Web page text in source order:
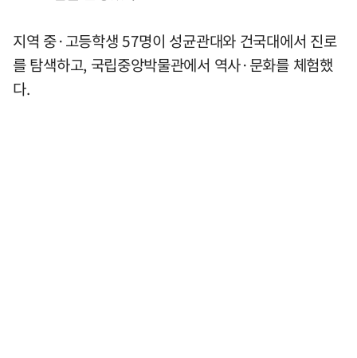
지역 중·고등학생 57명이 성균관대와 건국대에서 진로
를 탐색하고, 국립중앙박물관에서 역사·문화를 체험했
다.